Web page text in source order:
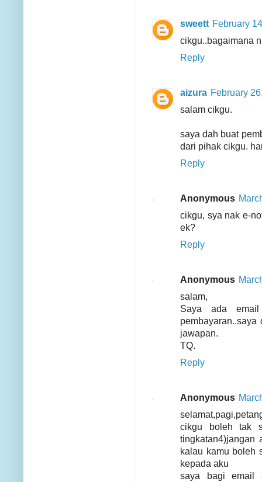
sweett February
cikgu..bagaimana
Reply
aizura February
salam cikgu.
saya dah buat
dari pihak cikgu.
Reply
Anonymous
cikgu, sya nak e-
ek?
Reply
Anonymous
salam,
Saya ada
jawapan.
TQ.
Reply
Anonymous
cikgu boleh tak
tingkatan4)jangan
kalau kamu boleh
kepada aku
saya bagi email